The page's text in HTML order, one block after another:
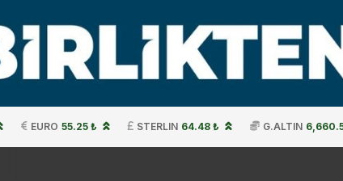
EURO 55.25 ₺ STERLIN 64.48 ₺ G.ALTIN